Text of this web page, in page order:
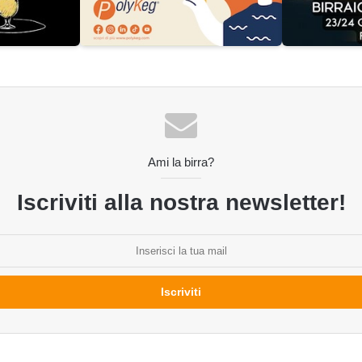
Ami la birra?
Iscriviti alla nostra newsletter!